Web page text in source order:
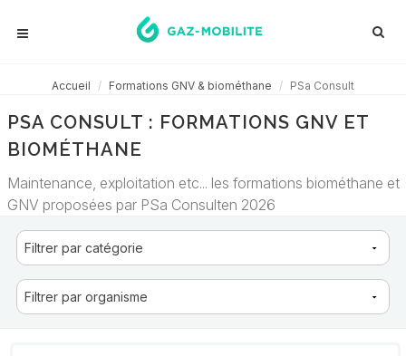
Accueil Formations GNV & biométhane PSa Consult
PSA CONSULT : FORMATIONS GNV ET
BIOMÉTHANE
Maintenance, exploitation etc... les formations biométhane et
GNV proposées par PSa Consulten 2026